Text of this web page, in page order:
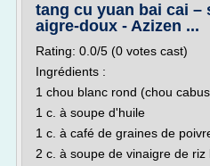
tang cu yuan bai cai –
aigre-doux - Azizen ...
Rating: 0.0/5 (0 votes cast)
Ingrédients :
1 chou blanc rond (chou
1 c. à soupe d'huile
1 c. à café de graines de
2 c. à soupe de vinaigre de riz